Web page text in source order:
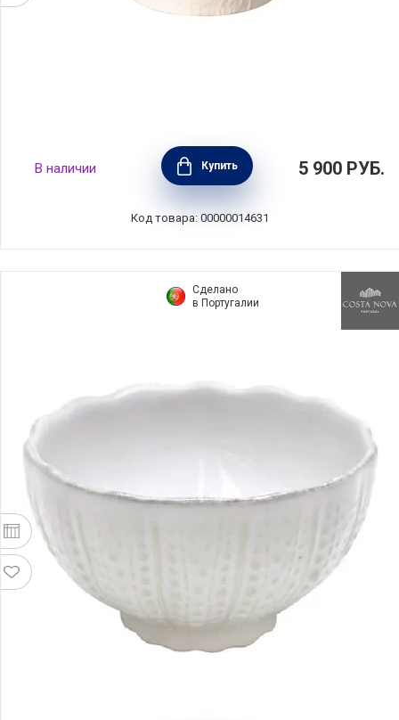
Чаша Notos 16 см материал керамика, цвет
черный, Costa Nova, Португалия, NSS161-
LTB(NSS161-01312G)
В наличии Купить 5 900 РУБ.
Код товара: 00000014631
Сделано
в Португалии